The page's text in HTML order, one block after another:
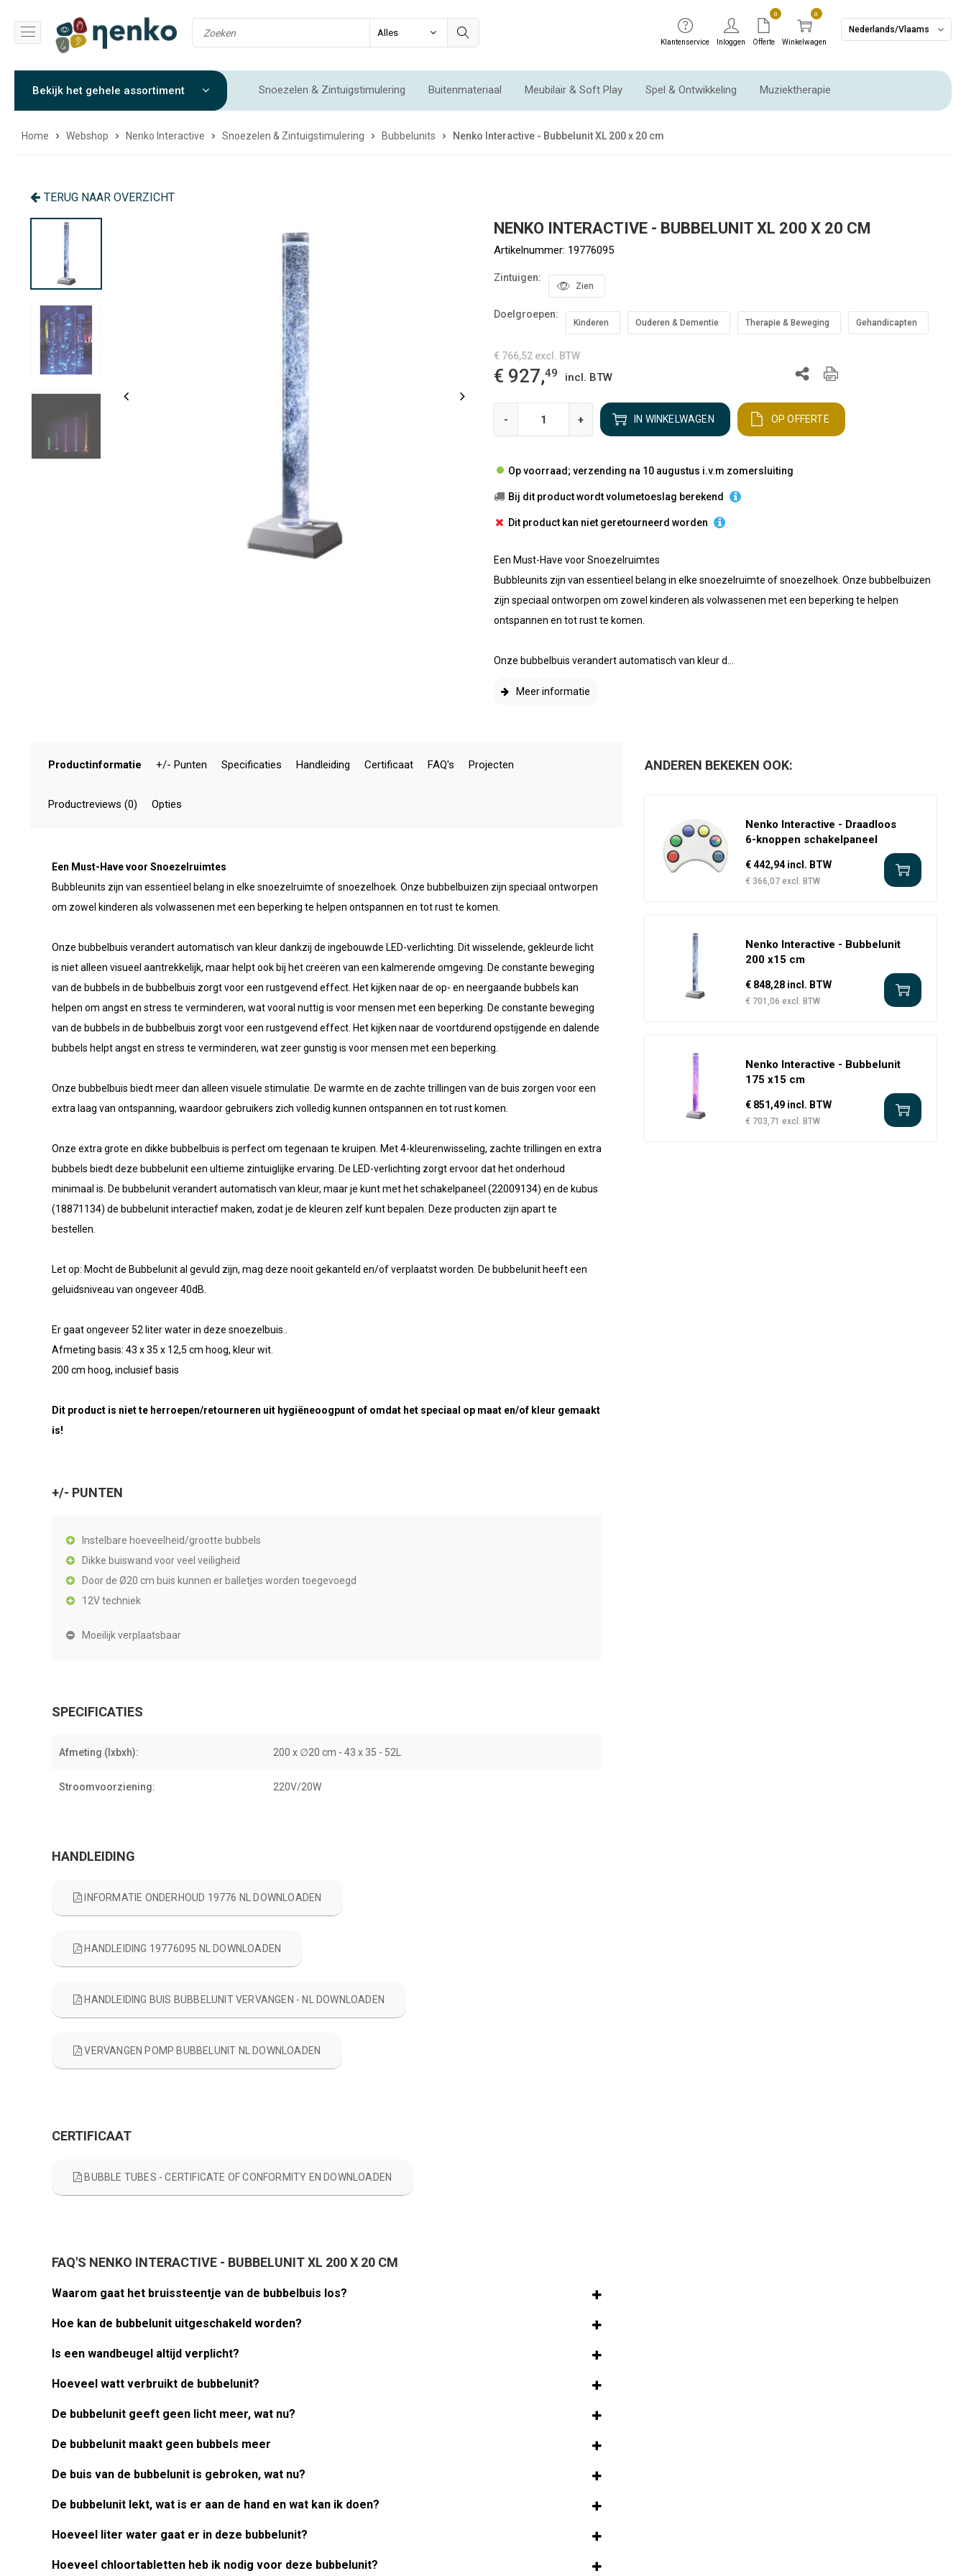
Klantenservice Inloggen
0
Offerte
0
Winkelwagen
Nederlands/Vlaams
Bekijk het gehele assortiment Snoezelen & Zintuigstimulering Buitenmateriaal Meubilair & Soft Play Spel & Ontwikkeling Muziektherapie
Sensorische Integratie & Beweging Voordeelsets Acties Nieuw
Home Webshop Nenko Interactive Snoezelen & Zintuigstimulering Bubbelunits Nenko Interactive - Bubbelunit XL 200 x 20 cm
TERUG NAAR OVERZICHT
NENKO INTERACTIVE - BUBBELUNIT XL 200 X 20 CM
Artikelnummer: 19776095
Zintuigen:
Zien
Doelgroepen:
Kinderen Ouderen & Dementie Therapie & Beweging Gehandicapten
€ 766,52 excl. BTW
€ 927,49 incl. BTW
- + IN WINKELWAGEN OP OFFERTE
Op voorraad; verzending na 10 augustus i.v.m zomersluiting
Bij dit product wordt volumetoeslag berekend
Dit product kan niet geretourneerd worden
Een Must-Have voor Snoezelruimtes
Bubbleunits zijn van essentieel belang in elke snoezelruimte of snoezelhoek. Onze bubbelbuizen
zijn speciaal ontworpen om zowel kinderen als volwassenen met een beperking te helpen
ontspannen en tot rust te komen.
Onze bubbelbuis verandert automatisch van kleur d...
Meer informatie
Productinformatie +/- Punten Specificaties Handleiding Certificaat FAQ's Projecten
Productreviews (0) Opties
Een Must-Have voor Snoezelruimtes
Bubbleunits zijn van essentieel belang in elke snoezelruimte of snoezelhoek. Onze bubbelbuizen zijn speciaal ontworpen
om zowel kinderen als volwassenen met een beperking te helpen ontspannen en tot rust te komen.
Onze bubbelbuis verandert automatisch van kleur dankzij de ingebouwde LED-verlichting. Dit wisselende, gekleurde licht
is niet alleen visueel aantrekkelijk, maar helpt ook bij het creëren van een kalmerende omgeving. De constante beweging
van de bubbels in de bubbelbuis zorgt voor een rustgevend effect. Het kijken naar de op- en neergaande bubbels kan
helpen om angst en stress te verminderen, wat vooral nuttig is voor mensen met een beperking. De constante beweging
van de bubbels in de bubbelbuis zorgt voor een rustgevend effect. Het kijken naar de voortdurend opstijgende en dalende
bubbels helpt angst en stress te verminderen, wat zeer gunstig is voor mensen met een beperking.
Onze bubbelbuis biedt meer dan alleen visuele stimulatie. De warmte en de zachte trillingen van de buis zorgen voor een
extra laag van ontspanning, waardoor gebruikers zich volledig kunnen ontspannen en tot rust komen.
Onze extra grote en dikke bubbelbuis is perfect om tegenaan te kruipen. Met 4-kleurenwisseling, zachte trillingen en extra
bubbels biedt deze bubbelunit een ultieme zintuiglijke ervaring. De LED-verlichting zorgt ervoor dat het onderhoud
minimaal is. De bubbelunit verandert automatisch van kleur, maar je kunt met het schakelpaneel (22009134) en de kubus
(18871134) de bubbelunit interactief maken, zodat je de kleuren zelf kunt bepalen. Deze producten zijn apart te
bestellen.
Let op: Mocht de Bubbelunit al gevuld zijn, mag deze nooit gekanteld en/of verplaatst worden. De bubbelunit heeft een
geluidsniveau van ongeveer 40dB.
Er gaat ongeveer 52 liter water in deze snoezelbuis..
Afmeting basis: 43 x 35 x 12,5 cm hoog, kleur wit.
200 cm hoog, inclusief basis
Dit product is niet te herroepen/retourneren uit hygiëneoogpunt of omdat het speciaal op maat en/of kleur gemaakt
is!
+/- PUNTEN
Instelbare hoeveelheid/grootte bubbels
Dikke buiswand voor veel veiligheid
Door de Ø20 cm buis kunnen er balletjes worden toegevoegd
12V techniek
Moeilijk verplaatsbaar
SPECIFICATIES
Afmeting (lxbxh): 200 x ∅20 cm - 43 x 35 - 52L
Stroomvoorziening: 220V/20W
HANDLEIDING
INFORMATIE ONDERHOUD 19776 NL DOWNLOADEN
HANDLEIDING 19776095 NL DOWNLOADEN
HANDLEIDING BUIS BUBBELUNIT VERVANGEN - NL DOWNLOADEN
VERVANGEN POMP BUBBELUNIT NL DOWNLOADEN
CERTIFICAAT
BUBBLE TUBES - CERTIFICATE OF CONFORMITY EN DOWNLOADEN
FAQ'S NENKO INTERACTIVE - BUBBELUNIT XL 200 X 20 CM
Waarom gaat het bruissteentje van de bubbelbuis los?
Hoe kan de bubbelunit uitgeschakeld worden?
Is een wandbeugel altijd verplicht?
Hoeveel watt verbruikt de bubbelunit?
De bubbelunit geeft geen licht meer, wat nu?
De bubbelunit maakt geen bubbels meer
De buis van de bubbelunit is gebroken, wat nu?
De bubbelunit lekt, wat is er aan de hand en wat kan ik doen?
Hoeveel liter water gaat er in deze bubbelunit?
Hoeveel chloortabletten heb ik nodig voor deze bubbelunit?
ANDEREN BEKEKEN OOK:
Nenko Interactive - Draadloos
6-knoppen schakelpaneel
€ 442,94 incl. BTW
€ 366,07 excl. BTW
Nenko Interactive - Bubbelunit
200 x15 cm
€ 848,28 incl. BTW
€ 701,06 excl. BTW
Nenko Interactive - Bubbelunit
175 x15 cm
€ 851,49 incl. BTW
€ 703,71 excl. BTW